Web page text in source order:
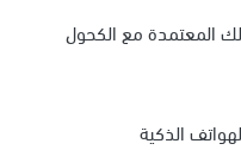
المعتمدة مع الكحول